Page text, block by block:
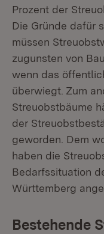
Prozent der
Die Gründe dafür
müssen
zugunsten von
wenn das
überwiegt. Zum
Streuobstbäume
der
geworden. Dem
haben die
Bedarfssituation
Württemberg
Bestehende